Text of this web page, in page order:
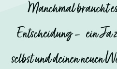
Manchmal braucht
Entscheidung – ein Ja
selbst und deinen neuen